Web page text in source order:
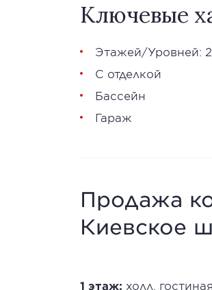
Ключевые
Этажей/Уровней:
С отделкой
Бассейн
Гараж
Продажа
Киевское
1 этаж: холл,